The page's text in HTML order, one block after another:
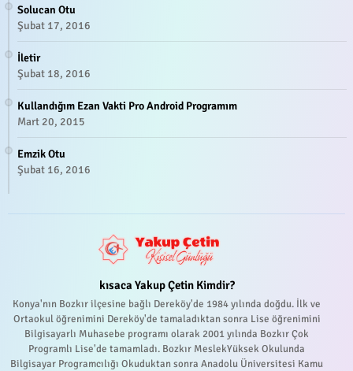
Solucan Otu
Şubat 17, 2016
İletir
Şubat 18, 2016
Kullandığım Ezan Vakti Pro Android Programım
Mart 20, 2015
Emzik Otu
Şubat 16, 2016
kısaca Yakup Çetin Kimdir?
Konya'nın Bozkır ilçesine bağlı Dereköy'de 1984 yılında doğdu. İlk ve
Ortaokul öğrenimini Dereköy'de tamaladıktan sonra Lise öğrenimini
Bilgisayarlı Muhasebe programı olarak 2001 yılında Bozkır Çok
Programlı Lise'de tamamladı. Bozkır MeslekYüksek Okulunda
Bilgisayar Programcılığı Okuduktan sonra Anadolu Üniversitesi Kamu